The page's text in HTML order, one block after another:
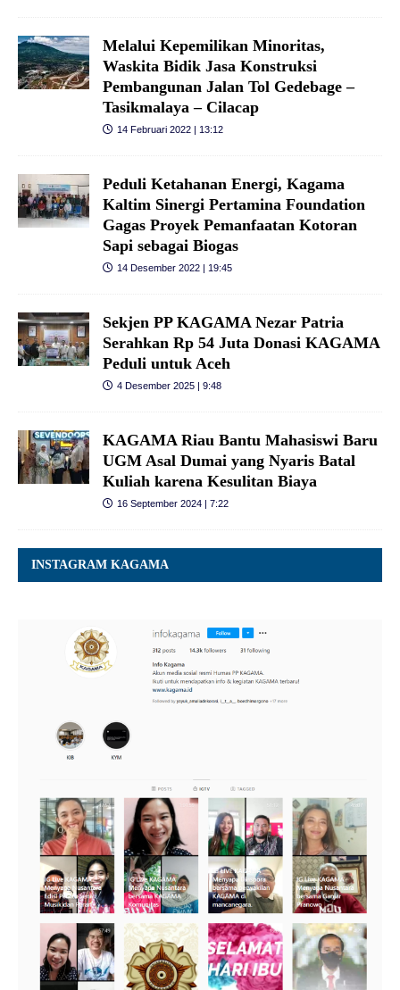
Melalui Kepemilikan Minoritas,
Waskita Bidik Jasa Konstruksi
Pembangunan Jalan Tol Gedebage –
Tasikmalaya – Cilacap
14 Februari 2022 | 13:12
Peduli Ketahanan Energi, Kagama
Kaltim Sinergi Pertamina Foundation
Gagas Proyek Pemanfaatan Kotoran
Sapi sebagai Biogas
14 Desember 2022 | 19:45
Sekjen PP KAGAMA Nezar Patria
Serahkan Rp 54 Juta Donasi KAGAMA
Peduli untuk Aceh
4 Desember 2025 | 9:48
KAGAMA Riau Bantu Mahasiswi Baru
UGM Asal Dumai yang Nyaris Batal
Kuliah karena Kesulitan Biaya
16 September 2024 | 7:22
INSTAGRAM KAGAMA